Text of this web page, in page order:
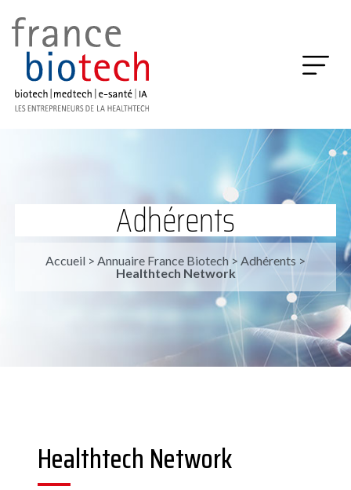
Adhérents
Accueil > Annuaire France Biotech > Adhérents >
Healthtech Network
Healthtech Network